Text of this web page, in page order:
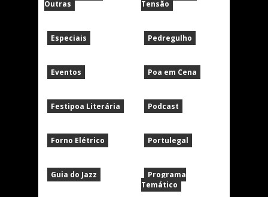
Outras
Especiais
Eventos
Festipoa Literária
Forno Elétrico
Guia do Jazz
Tensão
Pedregulho
Poa em Cena
Podcast
Portulegal
Programa
Temático